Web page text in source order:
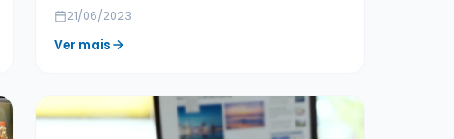
21/06/2023
Ver mais